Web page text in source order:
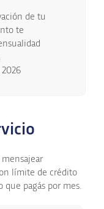
de tu
te
2026
mensajear
límite de crédito
pagás por mes.